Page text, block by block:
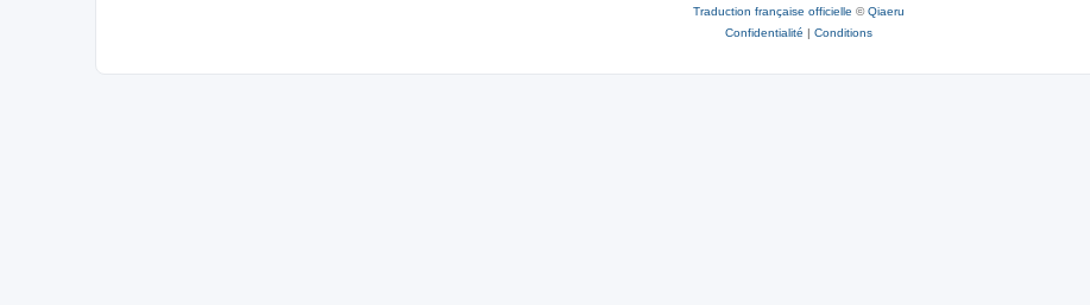
Traduction française officielle ©Qiaeru
Confidentialité | Conditions